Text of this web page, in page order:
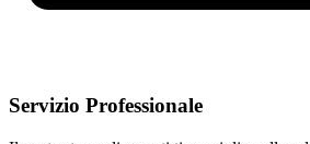
Servizio Professionale